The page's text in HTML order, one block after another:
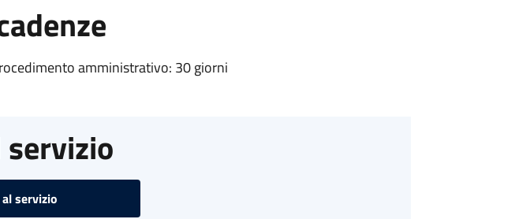
amministrativo: 30 giorni
servizio
servizio